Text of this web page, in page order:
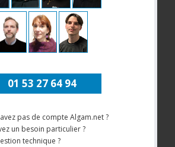
01 53 27 64 94
pas de compte Algam.net ?
un besoin particulier ?
technique ?